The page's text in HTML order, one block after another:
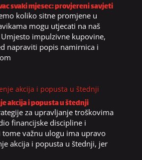
svaki mjesec: provjereni savjeti
koliko sitne promjene u
mogu utjecati na naš
impulzivne kupovine,
napraviti popis namirnica i
akcija i popusta u štednji
za upravljanje troškovima
financijske discipline i
važnu ulogu ima upravo
akcija i popusta u štednji, jer